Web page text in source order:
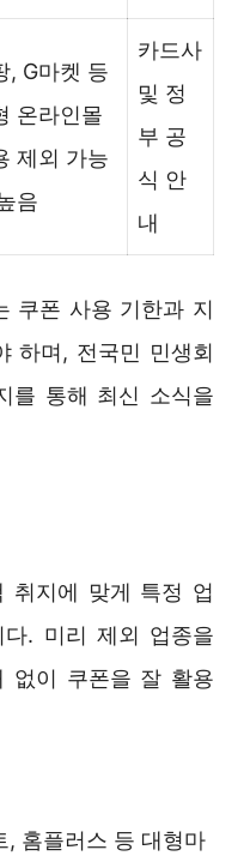
, G마켓 등
온라인몰
제외 가능
음
카드사
및 정
부 공
식 안
내
쿠폰 사용 기한과 지
하며, 전국민 민생회
를 통해 최신 소식을
취지에 맞게 특정 업
다. 미리 제외 업종을
없이 쿠폰을 잘 활용
, 홈플러스 등 대형마